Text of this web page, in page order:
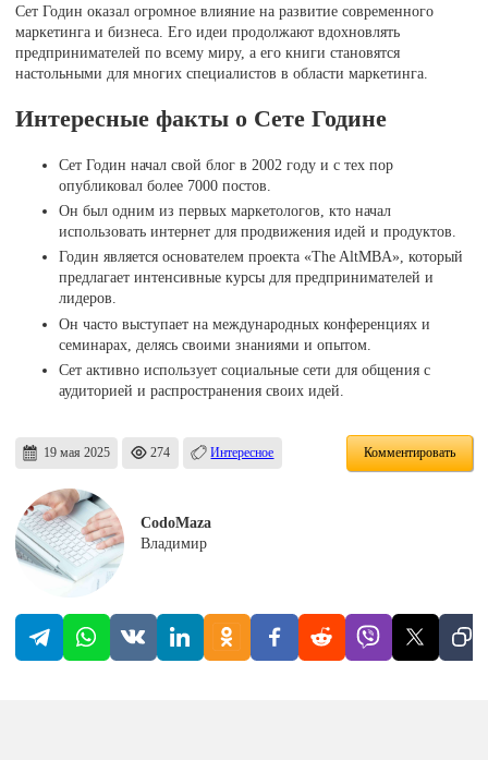
Сет Годин оказал огромное влияние на развитие современного
маркетинга и бизнеса. Его идеи продолжают вдохновлять
предпринимателей по всему миру, а его книги становятся
настольными для многих специалистов в области маркетинга.
Интересные факты о Сете Године
Сет Годин начал свой блог в 2002 году и с тех пор
опубликовал более 7000 постов.
Он был одним из первых маркетологов, кто начал
использовать интернет для продвижения идей и продуктов.
Годин является основателем проекта «The AltMBA», который
предлагает интенсивные курсы для предпринимателей и
лидеров.
Он часто выступает на международных конференциях и
семинарах, делясь своими знаниями и опытом.
Сет активно использует социальные сети для общения с
аудиторией и распространения своих идей.
19 мая 2025 274 Интересное Комментировать
CodoMaza
Владимир